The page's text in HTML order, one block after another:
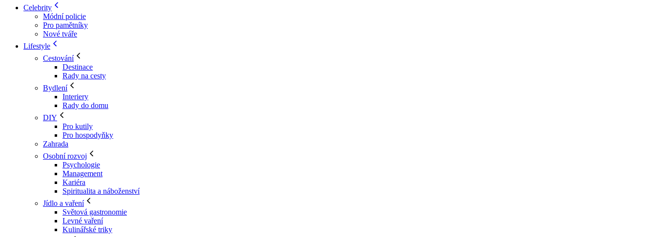
Celebrity
Módní policie
Pro pamětníky
Nové tváře
Lifestyle
Cestování
Destinace
Rady na cesty
Bydlení
Interiery
Rady do domu
DIY
Pro kutily
Pro hospodyňky
Zahrada
Osobní rozvoj
Psychologie
Management
Kariéra
Spiritualita a náboženství
Jídlo a vaření
Světová gastronomie
Levné vaření
Kulinářské triky